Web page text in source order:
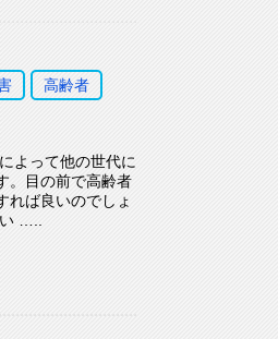
高齢者
よって他の世代に
。目の前で高齢者
れば良いのでしょ
い …..